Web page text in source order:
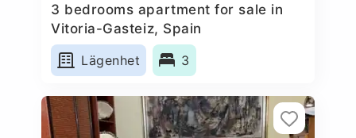
3 bedrooms apartment for sale in
Vitoria-Gasteiz, Spain
Lägenhet
3